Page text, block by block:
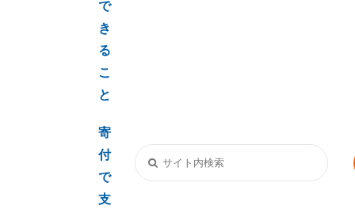
で
き
る
こ
と
寄
付
で
支